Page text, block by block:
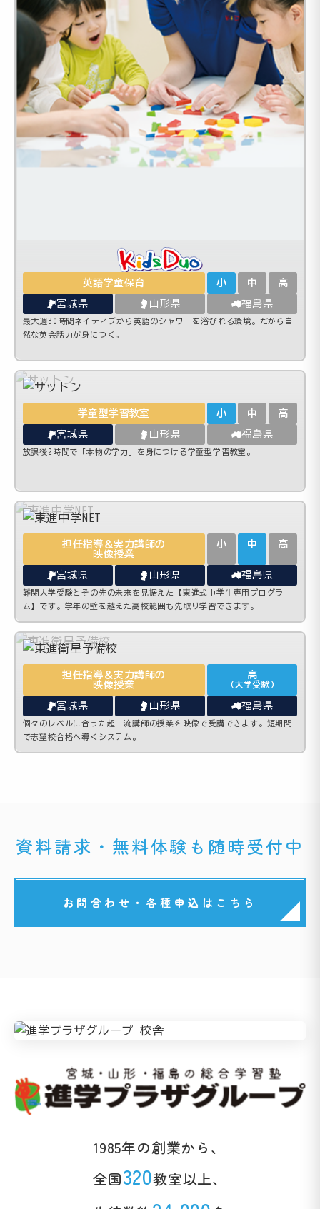
英語学童保育 小 中 高
宮城県 山形県 福島県
最大週30時間ネイティブから英語のシャワーを浴びれる環境。だから自
然な英会話力が身につく。
学童型学習教室 小 中 高
宮城県 山形県 福島県
放課後2時間で「本物の学力」を身につける学童型学習教室。
担任指導＆実力講師の
映像授業
小 中 高
宮城県 山形県 福島県
難関大学受験とその先の未来を見据えた【東進式中学生専用プログラ
ム】です。学年の壁を越えた高校範囲も先取り学習できます。
担任指導＆実力講師の
映像授業
高
(大学受験)
宮城県 山形県 福島県
個々のレベルに合った超一流講師の授業を映像で受講できます。短期間
で志望校合格へ導くシステム。
資料請求・無料体験も随時受付中
お問合わせ・各種申込はこちら
1985年の創業から、
全国320教室以上、